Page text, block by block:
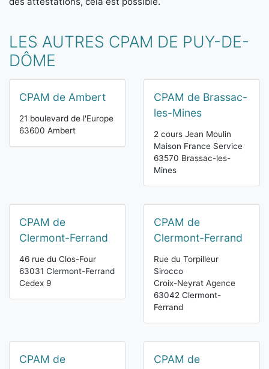
LES AUTRES CPAM DE PUY-DE-
DÔME
CPAM de Ambert
21 boulevard de l'Europe
63600 Ambert
CPAM de Brassac-
les-Mines
2 cours Jean Moulin
Maison France Service
63570 Brassac-les-
Mines
CPAM de
Clermont-Ferrand
46 rue du Clos-Four
63031 Clermont-Ferrand
Cedex 9
CPAM de
Clermont-Ferrand
Rue du Torpilleur
Sirocco
Croix-Neyrat Agence
63042 Clermont-
Ferrand
CPAM de
CPAM de